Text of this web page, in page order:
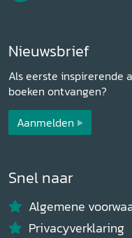
Nieuwsbrief
Als eerste inspirerende
boeken ontvangen?
Aanmelden
Snel naar
Algemene
Privacyverklaring